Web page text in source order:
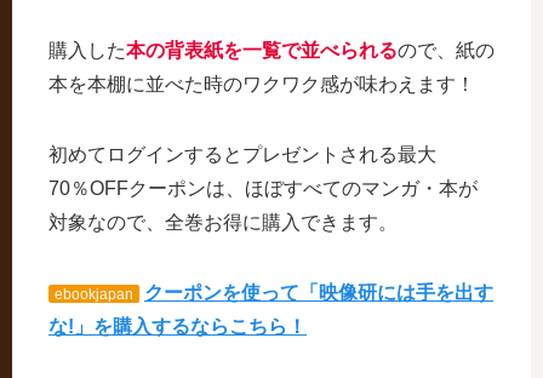
購入した本の背表紙を一覧で並べられるので、紙の
本を本棚に並べた時のワクワク感が味わえます！
初めてログインするとプレゼントされる最大
70％OFFクーポンは、ほぼすべてのマンガ・本が
対象なので、全巻お得に購入できます。
ebookjapan
クーポンを使って「映像研には手を出す
な!」を購入するならこちら！